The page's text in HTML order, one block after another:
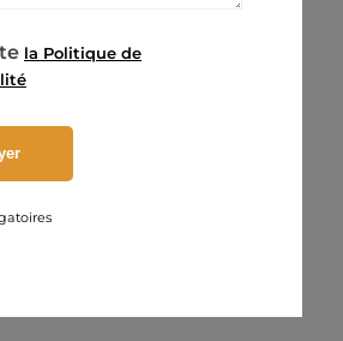
la Politique de